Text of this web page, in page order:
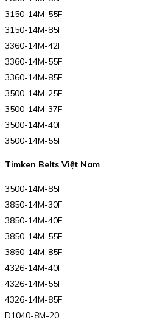
3150-14M-55F
3150-14M-85F
3360-14M-42F
3360-14M-55F
3360-14M-85F
3500-14M-25F
3500-14M-37F
3500-14M-40F
3500-14M-55F
Timken Belts Việt Nam
3500-14M-85F
3850-14M-30F
3850-14M-40F
3850-14M-55F
3850-14M-85F
4326-14M-40F
4326-14M-55F
4326-14M-85F
D1040-8M-20